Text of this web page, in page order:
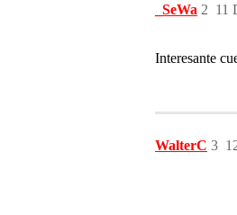
_SeWa 11
2
Interesante
WalterC 3